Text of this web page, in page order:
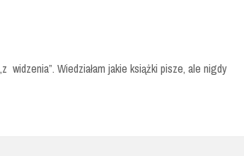
widzenia”. Wiedziałam jakie książki pisze, ale nigdy